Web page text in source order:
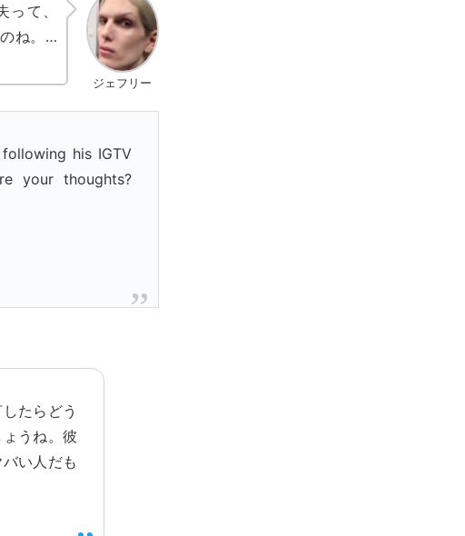
ジェフリー
て、
ね。…
his IGTV
your thoughts?
たらどう
うね。彼
い人だも